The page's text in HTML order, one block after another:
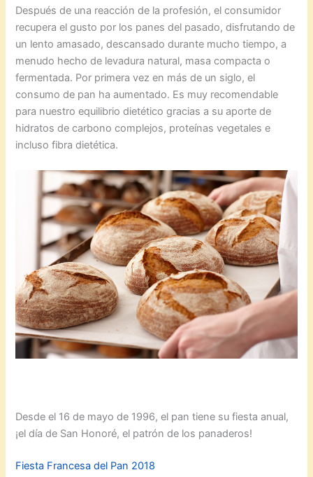
Después de una reacción de la profesión, el consumidor
recupera el gusto por los panes del pasado, disfrutando de
un lento amasado, descansado durante mucho tiempo, a
menudo hecho de levadura natural, masa compacta o
fermentada. Por primera vez en más de un siglo, el
consumo de pan ha aumentado. Es muy recomendable
para nuestro equilibrio dietético gracias a su aporte de
hidratos de carbono complejos, proteínas vegetales e
incluso fibra dietética.
Desde el 16 de mayo de 1996, el pan tiene su fiesta anual,
¡el día de San Honoré, el patrón de los panaderos!
Fiesta Francesa del Pan 2018